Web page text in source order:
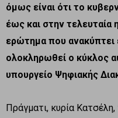
όμως είναι ότι το
έως και στην τελευταία
ερώτημα που ανακύπτει
ολοκληρωθεί ο κύκλος
υπουργείο Ψηφιακής
Πράγματι, κυρία Κατσέλη,